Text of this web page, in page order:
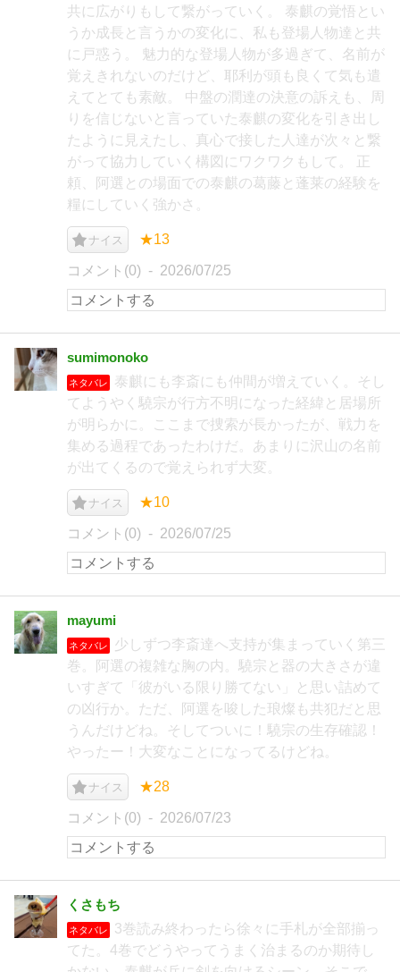
共に広がりもして繋がっていく。 泰麒の覚悟とい
うか成長と言うかの変化に、私も登場人物達と共
に戸惑う。 魅力的な登場人物が多過ぎて、名前が
覚えきれないのだけど、耶利が頭も良くて気も遣
えてとても素敵。 中盤の潤達の決意の訴えも、周
りを信じないと言っていた泰麒の変化を引き出し
たように見えたし、真心で接した人達が次々と繋
がって協力していく構図にワクワクもして。 正
頼、阿選との場面での泰麒の葛藤と蓬莱の経験を
糧にしていく強かさ。
ナイス ★13
コメント(0) 2026/07/25
sumimonoko
ネタバレ
泰麒にも李斎にも仲間が増えていく。そし
てようやく驍宗が行方不明になった経緯と居場所
が明らかに。ここまで捜索が長かったが、戦力を
集める過程であったわけだ。あまりに沢山の名前
が出てくるので覚えられず大変。
ナイス ★10
コメント(0) 2026/07/25
mayumi
ネタバレ
少しずつ李斎達へ支持が集まっていく第三
巻。阿選の複雑な胸の内。驍宗と器の大きさが違
いすぎて「彼がいる限り勝てない」と思い詰めて
の凶行か。ただ、阿選を唆した琅燦も共犯だと思
うんだけどね。そしてついに！驍宗の生存確認！
やったー！大変なことになってるけどね。
ナイス ★28
コメント(0) 2026/07/23
くさもち
ネタバレ
3巻読み終わったら徐々に手札が全部揃っ
てた。4巻でどうやってうまく治まるのか期待し